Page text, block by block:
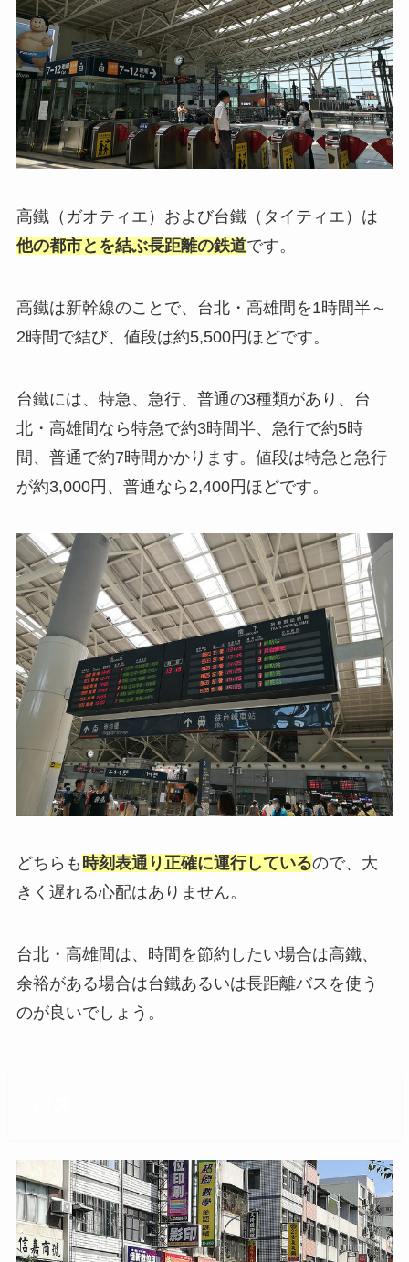
高鐵（ガオティエ）および台鐵（タイティエ）は
他の都市とを結ぶ長距離の鉄道です。
高鐵は新幹線のことで、台北・高雄間を1時間半～
2時間で結び、値段は約5,500円ほどです。
台鐵には、特急、急行、普通の3種類があり、台
北・高雄間なら特急で約3時間半、急行で約5時
間、普通で約7時間かかります。値段は特急と急行
が約3,000円、普通なら2,400円ほどです。
どちらも 時刻表通り正確に運行しているので、大
きく遅れる心配はありません。
台北・高雄間は、時間を節約したい場合は高鐵、
余裕がある場合は台鐵あるいは長距離バスを使う
のが良いでしょう。